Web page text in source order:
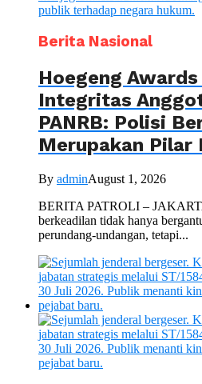
Berita Nasional
Hoegeng
Integritas
PANRB: Polisi
Merupakan Pilar
By adminAugust 1, 2026
BERITA PATROLI –
berkeadilan tidak hanya
perundang-undangan, tetapi...